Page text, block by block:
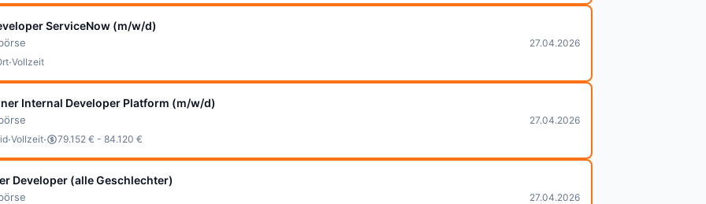
ServiceNow (m/w/d)
·Vollzeit
27.04.2026
Internal Developer Platform (m/w/d)
·Vollzeit· 79.152 € - 84.120 €
27.04.2026
Developer (alle Geschlechter)
27.04.2026